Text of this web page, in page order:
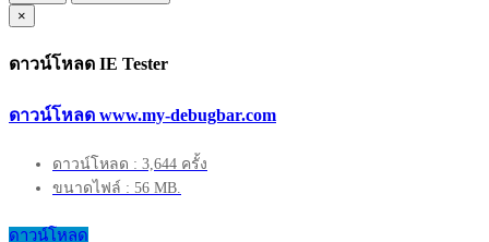
×
ดาวน์โหลด IE Tester
ดาวน์โหลด www.my-debugbar.com
ดาวน์โหลด : 3,644 ครั้ง
ขนาดไฟล์ : 56 MB.
ดาวน์โหลด